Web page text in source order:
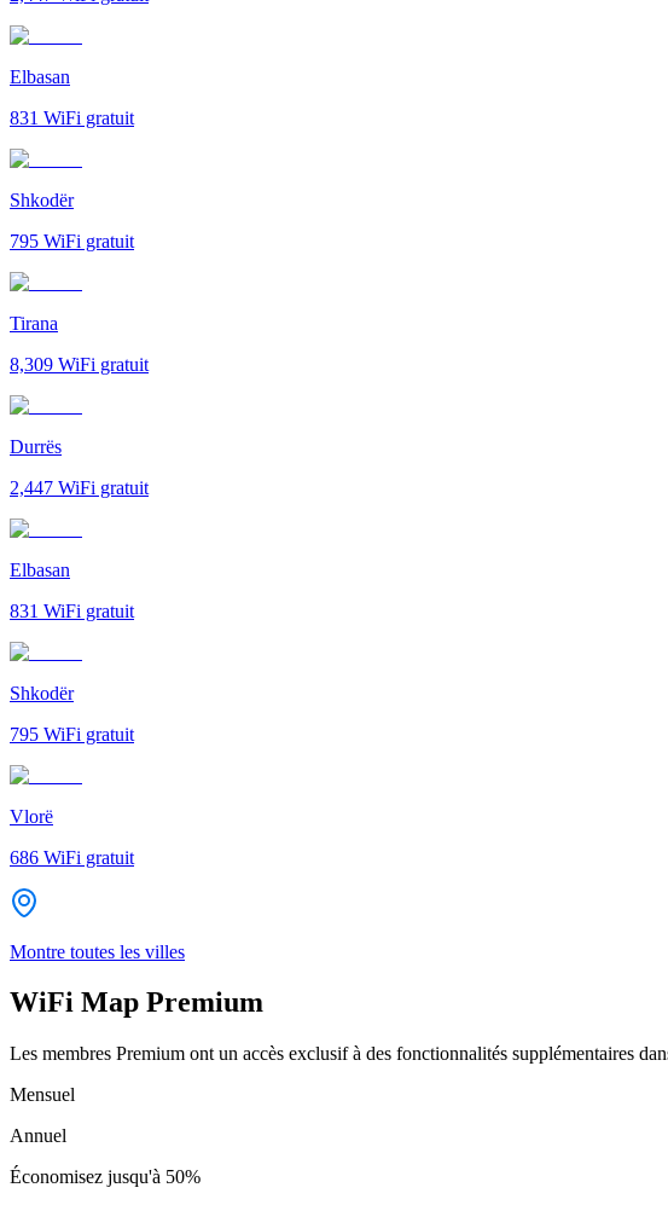
Elbasan
831 WiFi gratuit
Shkodër
795 WiFi gratuit
Tirana
8,309 WiFi gratuit
Durrës
2,447 WiFi gratuit
Elbasan
831 WiFi gratuit
Shkodër
795 WiFi gratuit
Vlorë
686 WiFi gratuit
Montre toutes les villes
WiFi Map Premium
Les membres Premium ont un accès exclusif à des fonctionnalités supplémentaires
Mensuel
Annuel
Économisez jusqu'à 50%